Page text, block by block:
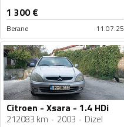
1 300€
Berane 11.07.25
Citroen - Xsara - 1.4 HDi
212083 km 2003 Dizel